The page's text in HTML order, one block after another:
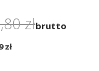
złbrutto
zł